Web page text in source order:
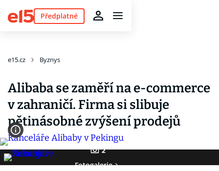
Předplatné
e15.cz Byznys
Alibaba se zaměří na e-commerce
v zahraničí. Firma si slibuje
pětinásobné zvýšení prodejů
2
Fotogalerie